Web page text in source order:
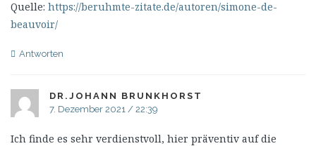
Quelle: https://beruhmte-zitate.de/autoren/simone-de-
beauvoir/
Antworten
DR.JOHANN BRUNKHORST
7. Dezember 2021 / 22:39
Ich finde es sehr verdienstvoll, hier präventiv auf die